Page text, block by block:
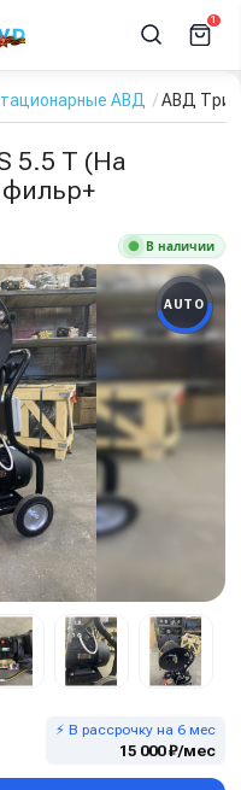
1
АВД АВД
5.5 Т (На
фильр+
В наличии
AUTO
⚡ В рассрочку на 6 мес
15 000 ₽/мес